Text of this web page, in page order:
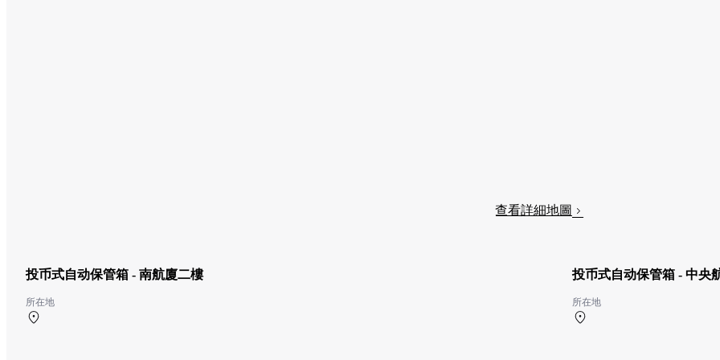
查看詳細地圖
投币式自动保管箱 - 南航廈二樓
所在地
投币式自动保管箱 - 中央
所在地